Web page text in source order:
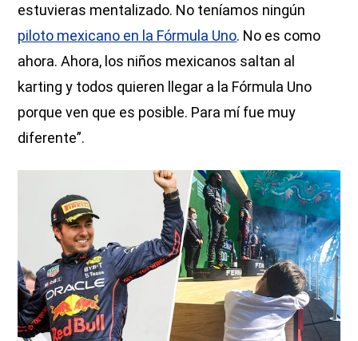
estuvieras mentalizado. No teníamos ningún
piloto mexicano en la Fórmula Uno. No es como
ahora. Ahora, los niños mexicanos saltan al
karting y todos quieren llegar a la Fórmula Uno
porque ven que es posible. Para mí fue muy
diferente”.